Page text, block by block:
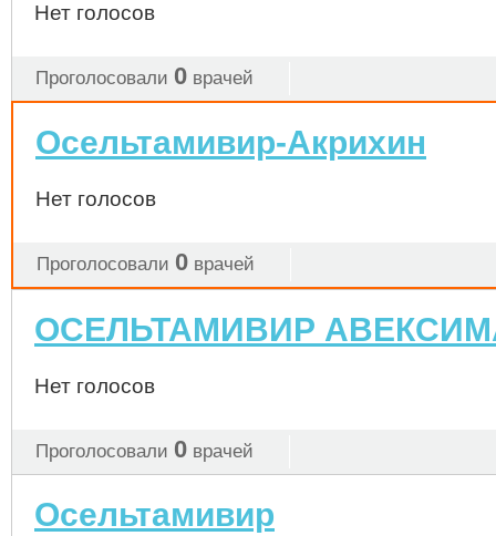
Нет голосов
Проголосовали 0 врачей
Осельтамивир-Акрихин
Нет голосов
Проголосовали 0 врачей
ОСЕЛЬТАМИВИР
Нет голосов
Проголосовали 0 врачей
Осельтамивир